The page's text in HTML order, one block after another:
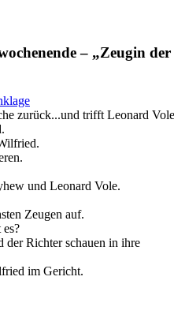
– „Zeugin der